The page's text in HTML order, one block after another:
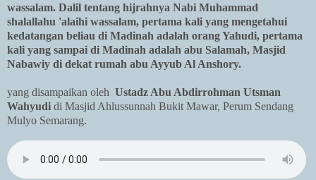
wassalam. Dalil tentang hijrahnya Nabi Muhammad
shalallahu 'alaihi wassalam, pertama kali yang mengetahui
kedatangan beliau di Madinah adalah orang Yahudi, pertama
kali yang sampai di Madinah adalah abu Salamah, Masjid
Nabawiy di dekat rumah abu Ayyub Al Anshory.
yang disampaikan oleh Ustadz Abu Abdirrohman Utsman
Wahyudi di Masjid Ahlussunnah Bukit Mawar, Perum Sendang
Mulyo Semarang.